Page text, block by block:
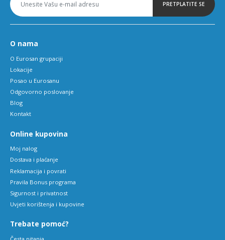
PRETPLATITE SE
O nama
O Eurosan grupaciji
Lokacije
Posao u Eurosanu
Odgovorno poslovanje
Blog
Kontakt
Online kupovina
Moj nalog
Dostava i plaćanje
Reklamacija i povrati
Pravila Bonus programa
Sigurnost i privatnost
Uvjeti korištenja i kupovine
Trebate pomoć?